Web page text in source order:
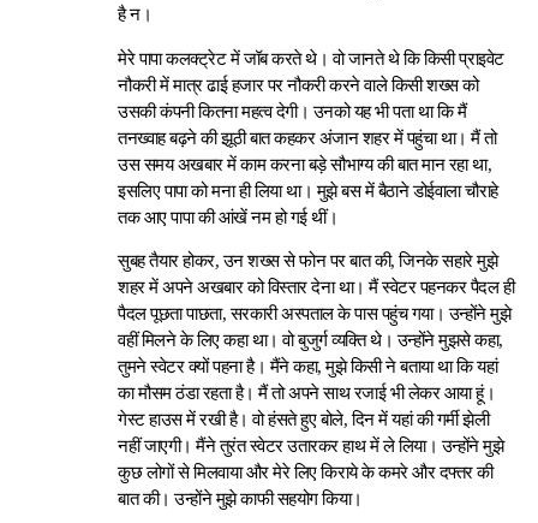
है न।
मेरे पापा कलक्ट्रेट में जॉब करते थे। वो जानते थे कि किसी प्राइवेट
नौकरी में मात्र ढाई हजार पर नौकरी करने वाले किसी शख्स को
उसकी कंपनी कितना महत्व देगी। उनको यह भी पता था कि मैं
तनख्वाह बढ़ने की झूठी बात कहकर अंजान शहर में पहुंचा था। मैं तो
उस समय अखबार में काम करना बड़े सौभाग्य की बात मान रहा था,
इसलिए पापा को मना ही लिया था। मुझे बस में बैठाने डोईवाला चौराहे
तक आए पापा की आंखें नम हो गई थीं।
सुबह तैयार होकर, उन शख्स से फोन पर बात की, जिनके सहारे मुझे
शहर में अपने अखबार को विस्तार देना था। मैं स्वेटर पहनकर पैदल ही
पैदल पूछता पाछता, सरकारी अस्पताल के पास पहुंच गया। उन्होंने मुझे
वहीं मिलने के लिए कहा था। वो बुजुर्ग व्यक्ति थे। उन्होंने मुझसे कहा,
तुमने स्वेटर क्यों पहना है। मैंने कहा, मुझे किसी ने बताया था कि यहां
का मौसम ठंडा रहता है। मैं तो अपने साथ रजाई भी लेकर आया हूं।
गेस्ट हाउस में रखी है। वो हंसते हुए बोले, दिन में यहां की गर्मी झेली
नहीं जाएगी। मैंने तुरंत स्वेटर उतारकर हाथ में ले लिया। उन्होंने मुझे
कुछ लोगों से मिलवाया और मेरे लिए किराये के कमरे और दफ्तर की
बात की। उन्होंने मुझे काफी सहयोग किया।